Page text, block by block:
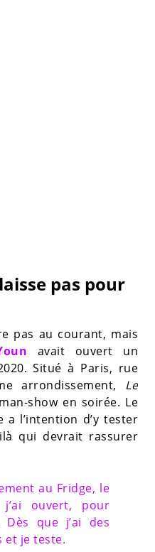
pas pour
pas au courant, mais
avait ouvert un
Situé à Paris, rue
arrondissement, Le
show en soirée. Le
l’intention d’y tester
qui devrait rassurer
au Fridge, le
ouvert, pour
que j’ai des
et je teste.